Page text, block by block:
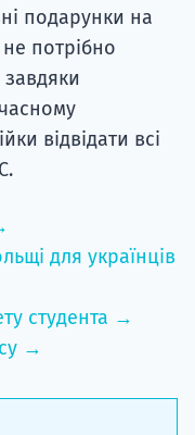
подарунки на
потрібно
відвідати всі
для українців
студента →
→